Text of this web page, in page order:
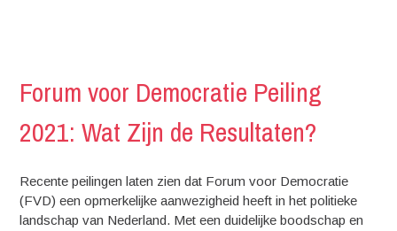
Forum voor Democratie Peiling
2021: Wat Zijn de Resultaten?
Recente peilingen laten zien dat Forum voor Democratie
(FVD) een opmerkelijke aanwezigheid heeft in het politieke
landschap van Nederland. Met een duidelijke boodschap en